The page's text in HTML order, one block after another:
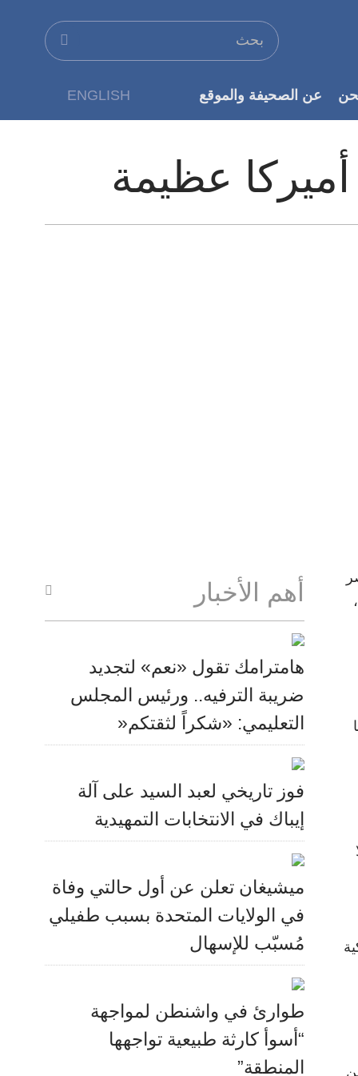
ENGLISH عن الصحيفة والموقع
عظيمة
أهم الأخبار
هامترامك تقول «نعم» لتجديد
ضريبة الترفيه.. ورئيس المجلس
التعليمي: «شكراً لثقتكم«
فوز تاريخي لعبد السيد على آلة
إيباك في الانتخابات التمهيدية
ميشيغان تعلن عن أول حالتي وفاة
في الولايات المتحدة بسبب طفيلي
مُسبّب للإسهال
طوارئ في واشنطن لمواجهة
“أسوأ كارثة طبيعية تواجهها
المنطقة”